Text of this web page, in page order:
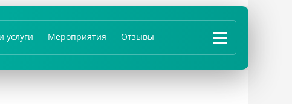
услуги Мероприятия Отзывы ...